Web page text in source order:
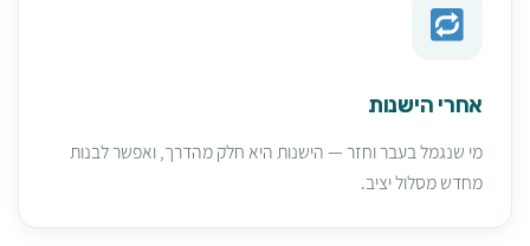
אחרי הישנות
מי שנגמל בעבר וחזר — הישנות היא חלק מהדרך, ואפשר לבנות
מחדש מסלול יציב.